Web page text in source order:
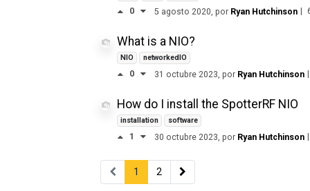
0 5 agosto 2020, por Ryan Hutchinson
What is a NIO?
NIO networkedIO
0 31 octubre 2023, por Ryan Hutchinson
How do I install the SpotterRF NIO
installation software
1 30 octubre 2023, por Ryan Hutchinson
1 2